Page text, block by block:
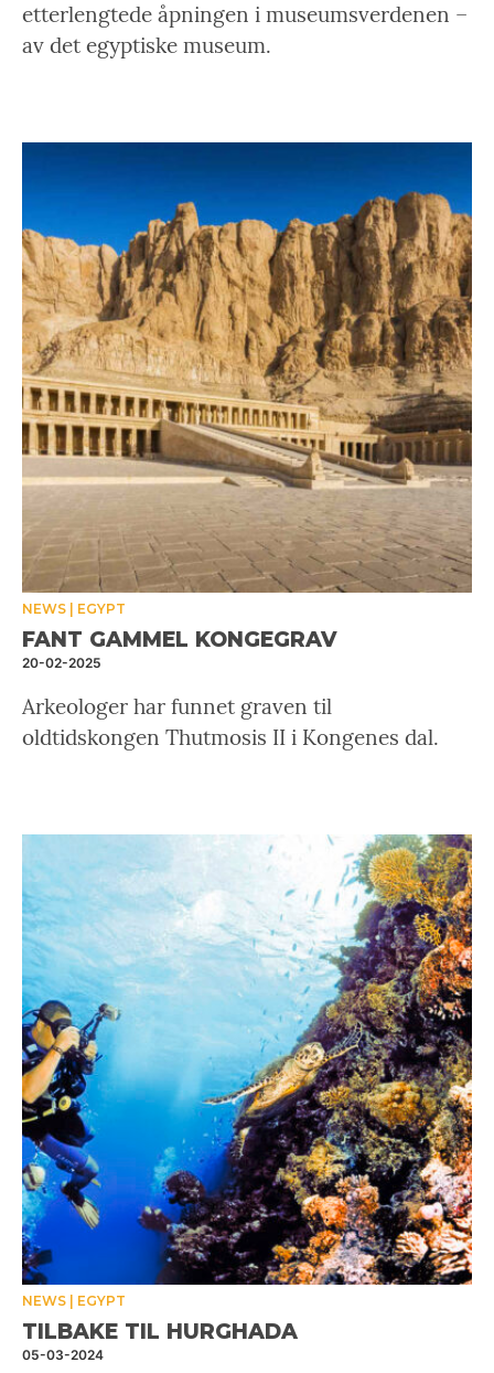
etterlengtede åpningen i museumsverdenen –
av det egyptiske museum.
NEWS EGYPT
FANT GAMMEL KONGEGRAV
20-02-2025
Arkeologer har funnet graven til
oldtidskongen Thutmosis II i Kongenes dal.
NEWS EGYPT
TILBAKE TIL HURGHADA
05-03-2024